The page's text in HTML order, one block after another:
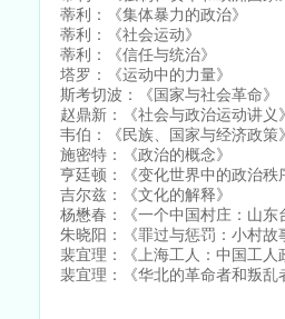
蒂利：《集体暴力的政治》
蒂利：《社会运动》
蒂利：《信任与统治》
塔罗：《运动中的力量》
斯考切波：《国家与社会革命》
赵鼎新：《社会与政治运动讲义
韦伯：《民族、国家与经济政策
施密特：《政治的概念》
亨廷顿：《变化世界中的政治秩
吉尔兹：《文化的解释》
杨懋春：《一个中国村庄：山东
朱晓阳：《罪过与惩罚：小村故
裴宜理：《上海工人：中国工人
裴宜理：《华北的革命者和叛乱